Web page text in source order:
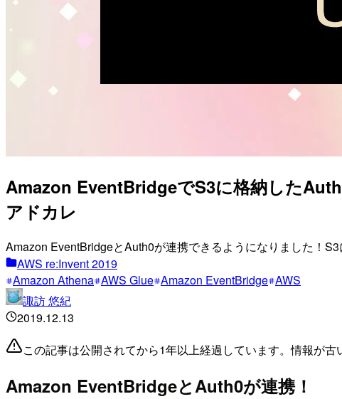
Amazon EventBridgeでS3に格納した
アドカレ
Amazon EventBridgeとAuth0が連携できるようになりました！
AWS re:Invent 2019
Amazon Athena AWS Glue Amazon EventBridge AWS
諏訪 悠紀
2019.12.13
この記事は公開されてから1年以上経過しています。情報が古
Amazon EventBridgeとAuth0が連携！